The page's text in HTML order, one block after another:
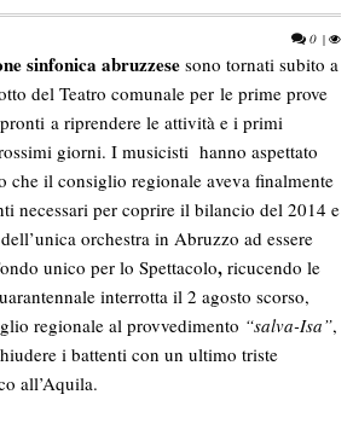
0 |
sinfonica abruzzese sono tornati subito a
del Teatro comunale per le prime prove
a riprendere le attività e i primi
giorni. I musicisti hanno aspettato
che il consiglio regionale aveva finalmente
necessari per coprire il bilancio del 2014 e
orchestra in Abruzzo ad essere
unico per lo Spettacolo, ricucendo le
interrotta il 2 agosto scorso,
regionale al provvedimento “salva-Isa”,
i battenti con un ultimo triste
all’Aquila.